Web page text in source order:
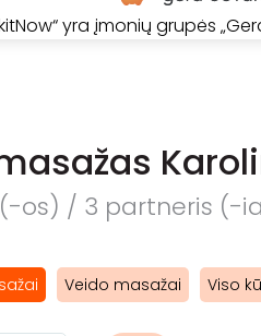
yra įmonių grupės
os) / 3 partneris (-
Veido masažai Viso